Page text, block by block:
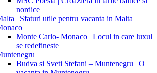
nordice
| Sfaturi utile pentru vacanta in Malta
Monte Carlo- Monaco | Locul in care luxul
se redefineste
Budva si Sveti Stefani – Muntenegru | O